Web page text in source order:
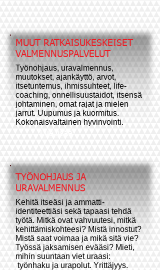
MUUT RATKAISUKESKEISET
VALMENNUSPALVELUT
Työnohjaus, uravalmennus,
muutokset, ajankäyttö, arvot,
itsetuntemus, ihmissuhteet, life-
coaching, onnellisuustaidot, itsensä
johtaminen, omat rajat ja mielen
jarrut. Uupumus ja kuormitus.
Kokonaisvaltainen hyvinvointi.
TYÖNOHJAUS JA
URAVALMENNUS
Kehitä itseäsi ja ammatti-
identiteettiäsi sekä tapaasi tehdä
työtä. Mitkä ovat vahvuutesi, mitkä
kehittämiskohteesi? Mistä innostut?
Mistä saat voimaa ja mikä sitä vie?
Työssä jaksamisen evääsi? Mieti,
mihin suuntaan viet uraasi:
työnhaku ja urapolut. Yrittäjyys.